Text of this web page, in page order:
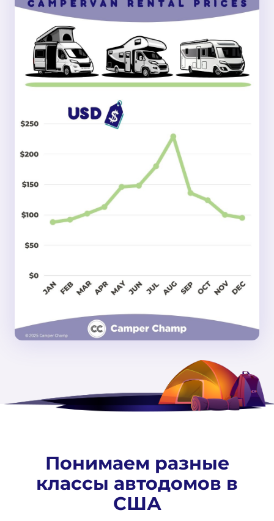
Понимаем разные
классы автодомов в
США